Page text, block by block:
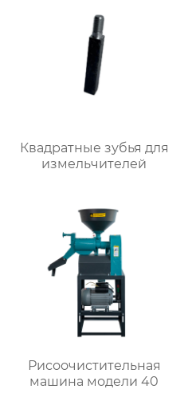
Квадратные зубья для
измельчителей
Рисоочистительная
машина модели 40